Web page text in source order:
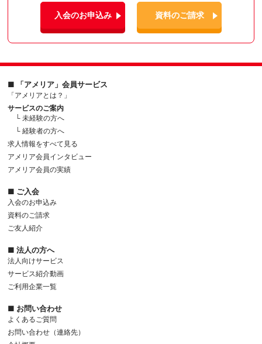
入会のお申込み 資料のご請求
■ 「アメリア」会員サービス
「アメリアとは？」
サービスのご案内
└ 未経験の方へ
└ 経験者の方へ
求人情報をすべて見る
アメリア会員インタビュー
アメリア会員の実績
■ ご入会
入会のお申込み
資料のご請求
ご友人紹介
■ 法人の方へ
法人向けサービス
サービス紹介動画
ご利用企業一覧
■ お問い合わせ
よくあるご質問
お問い合わせ（連絡先）